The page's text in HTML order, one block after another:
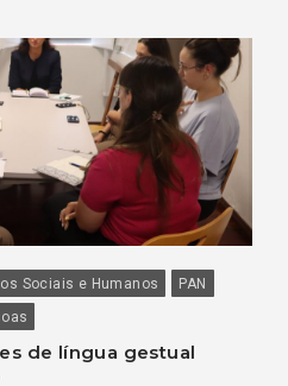
Sociais e Humanos
PAN
de língua gestual